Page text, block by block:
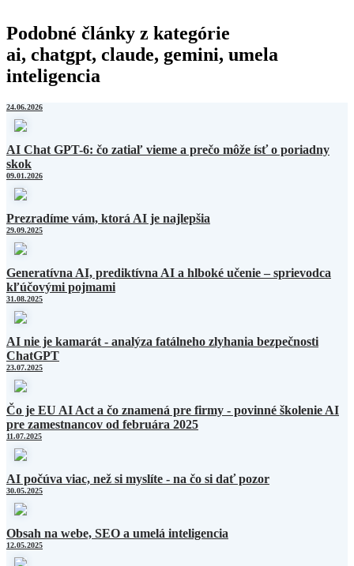
Podobné články z kategórie
ai, chatgpt, claude, gemini, umela
inteligencia
24.06.2026
AI Chat GPT-6: čo zatiaľ vieme a prečo môže ísť o poriadny
skok
09.01.2026
Prezradíme vám, ktorá AI je najlepšia
29.09.2025
Generatívna AI, prediktívna AI a hlboké učenie – sprievodca
kľúčovými pojmami
31.08.2025
AI nie je kamarát - analýza fatálneho zlyhania bezpečnosti
ChatGPT
23.07.2025
Čo je EU AI Act a čo znamená pre firmy - povinné školenie AI
pre zamestnancov od februára 2025
11.07.2025
AI počúva viac, než si myslíte - na čo si dať pozor
30.05.2025
Obsah na webe, SEO a umelá inteligencia
12.05.2025